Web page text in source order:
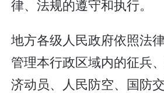
律、法规的遵守和执行。
地方各级人民政府依照法
管理本行政区域内的征兵
济动员、人民防空、国防